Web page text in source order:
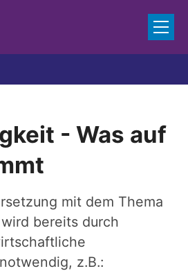
- Was auf
mit dem Thema
bereits durch
z.B.: